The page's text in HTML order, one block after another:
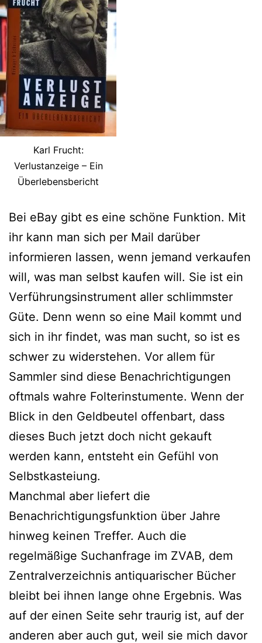
Karl Frucht:
Verlustanzeige – Ein
Überlebensbericht
Bei eBay gibt es eine schöne Funktion. Mit
ihr kann man sich per Mail darüber
informieren lassen, wenn jemand verkaufen
will, was man selbst kaufen will. Sie ist ein
Verführungsinstrument aller schlimmster
Güte. Denn wenn so eine Mail kommt und
sich in ihr findet, was man sucht, so ist es
schwer zu widerstehen. Vor allem für
Sammler sind diese Benachrichtigungen
oftmals wahre Folterinstumente. Wenn der
Blick in den Geldbeutel offenbart, dass
dieses Buch jetzt doch nicht gekauft
werden kann, entsteht ein Gefühl von
Selbstkasteiung.
Manchmal aber liefert die
Benachrichtigungsfunktion über Jahre
hinweg keinen Treffer. Auch die
regelmäßige Suchanfrage im ZVAB, dem
Zentralverzeichnis antiquarischer Bücher
bleibt bei ihnen lange ohne Ergebnis. Was
auf der einen Seite sehr traurig ist, auf der
anderen aber auch gut, weil sie mich davor